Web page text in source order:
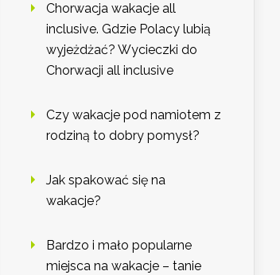
Chorwacja wakacje all
inclusive. Gdzie Polacy lubią
wyjeżdżać? Wycieczki do
Chorwacji all inclusive
Czy wakacje pod namiotem z
rodziną to dobry pomysł?
Jak spakować się na
wakacje?
Bardzo i mało popularne
miejsca na wakacje – tanie